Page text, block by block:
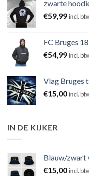
zwarte
€59,99incl.
FC Bruges
€54,99incl.
Vlag Bruges
€15,00incl.
IN DE KIJKER
Blauw/zwart
€15,00incl.